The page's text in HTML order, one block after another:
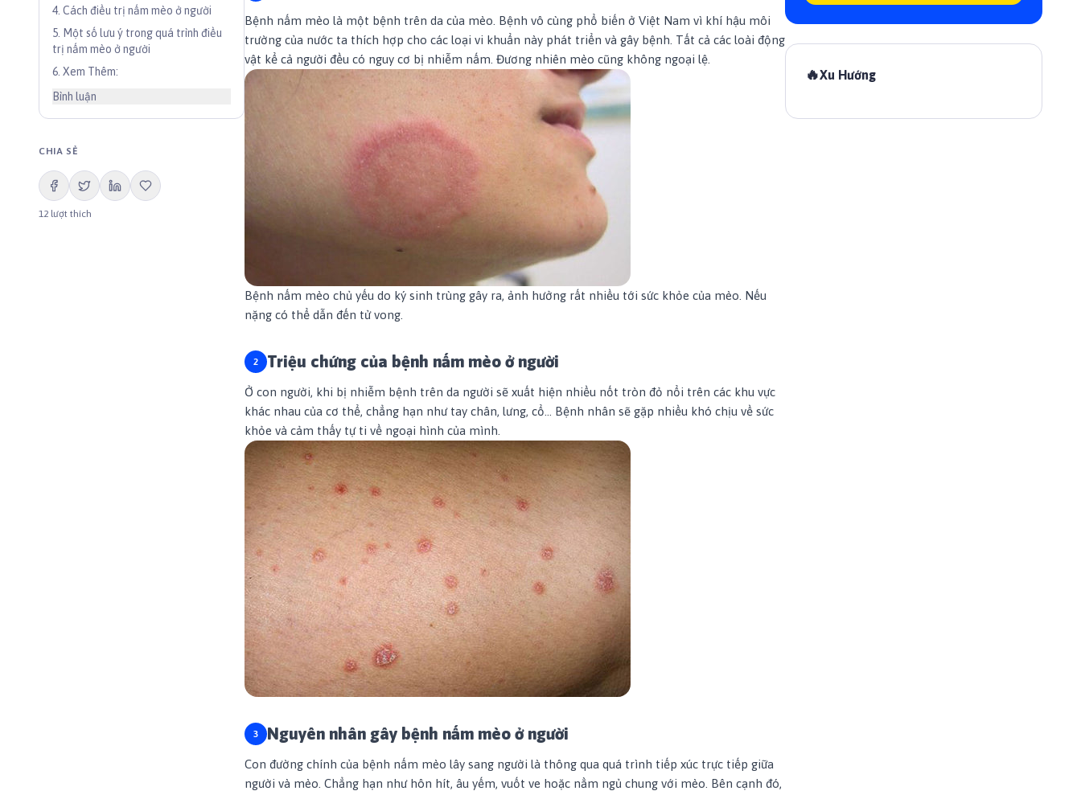
4. Cách điều trị nấm mèo ở người
5 Một số lưu ý trong quá trình điều
trị nấm mèo ở người
6 Xem Thêm:
Bình luận
CHIA SẺ
12 lượt thích
Bệnh nấm mèo là một bệnh trên da của mèo. Bệnh vô cùng phổ biến ở Việt Nam vì khí hậu môi
trường của nước ta thích hợp cho các loại vi khuẩn này phát triển và gây bệnh. Tất cả các loài động
vật kể cả người đều có nguy cơ bị nhiễm nấm. Đương nhiên mèo cũng không ngoại lệ.
Bệnh nấm mèo chủ yếu do ký sinh trùng gây ra, ảnh hưởng rất nhiều tới sức khỏe của mèo. Nếu
nặng có thể dẫn đến tử vong.
Triệu chứng của bệnh nấm mèo ở người
Ở con người, khi bị nhiễm bệnh trên da người sẽ xuất hiện nhiều nốt tròn đỏ nổi trên các khu vực
khác nhau của cơ thể, chẳng hạn như tay chân, lưng, cổ... Bệnh nhân sẽ gặp nhiều khó chịu về sức
khỏe và cảm thấy tự ti về ngoại hình của mình.
Nguyên nhân gây bệnh nấm mèo ở người
Con đường chính của bệnh nấm mèo lây sang người là thông qua quá trình tiếp xúc trực tiếp giữa
người và mèo. Chẳng hạn như hôn hít, âu yếm, vuốt ve hoặc nằm ngủ chung với mèo. Bên cạnh đó,
🔥Xu Hướng